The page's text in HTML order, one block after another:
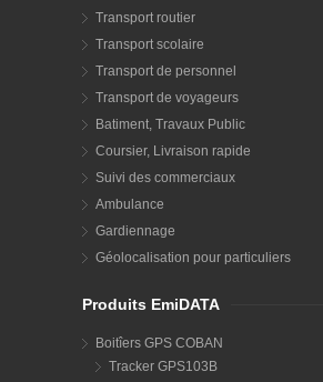
Transport routier
Transport scolaire
Transport de personnel
Transport de voyageurs
Batiment, Travaux Public
Coursier, Livraison rapide
Suivi des commerciaux
Ambulance
Gardiennage
Géolocalisation pour particuliers
Produits EmiDATA
Boitîers GPS COBAN
Tracker GPS103B